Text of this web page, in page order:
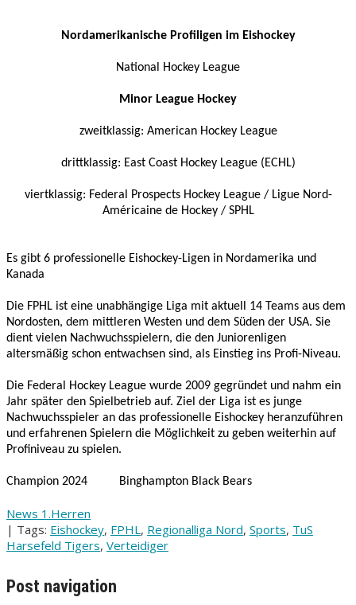
Nordamerikanische Profiligen im Eishockey
National Hockey League
Minor League Hockey
zweitklassig: American Hockey League
drittklassig: East Coast Hockey League (ECHL)
viertklassig: Federal Prospects Hockey League / Ligue Nord-
Américaine de Hockey / SPHL
Es gibt 6 professionelle Eishockey-Ligen in Nordamerika und
Kanada
Die FPHL ist eine unabhängige Liga mit aktuell 14 Teams aus dem
Nordosten, dem mittleren Westen und dem Süden der USA. Sie
dient vielen Nachwuchsspielern, die den Juniorenligen
altersmäßig schon entwachsen sind, als Einstieg ins Profi-Niveau.
Die Federal Hockey League wurde 2009 gegründet und nahm ein
Jahr später den Spielbetrieb auf. Ziel der Liga ist es junge
Nachwuchsspieler an das professionelle Eishockey heranzuführen
und erfahrenen Spielern die Möglichkeit zu geben weiterhin auf
Profiniveau zu spielen.
Champion 2024 Binghampton Black Bears
News 1.Herren
| Tags: Eishockey, FPHL, Regionalliga Nord, Sports, TuS
Harsefeld Tigers, Verteidiger
Post navigation